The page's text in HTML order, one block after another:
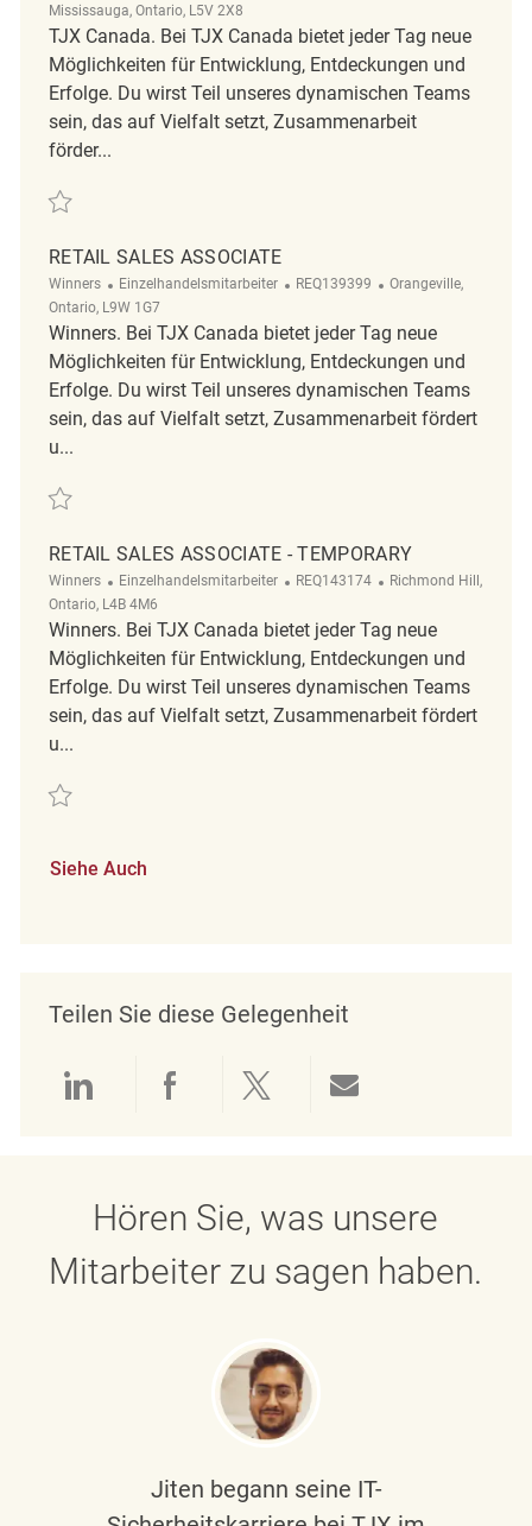
Mississauga, Ontario, L5V 2X8
TJX Canada. Bei TJX Canada bietet jeder Tag neue
Möglichkeiten für Entwicklung, Entdeckungen und
Erfolge. Du wirst Teil unseres dynamischen Teams
sein, das auf Vielfalt setzt, Zusammenarbeit
förder...
Retten Seasonal Sales Associate REQ138346
RETAIL SALES ASSOCIATE
Winners Kategorie
Einzelhandelsmitarbeiter ReqId
REQ139399 Ort
Orangeville,
Ontario, L9W 1G7
Winners. Bei TJX Canada bietet jeder Tag neue
Möglichkeiten für Entwicklung, Entdeckungen und
Erfolge. Du wirst Teil unseres dynamischen Teams
sein, das auf Vielfalt setzt, Zusammenarbeit fördert
u...
Retten Retail Sales Associate REQ139399
RETAIL SALES ASSOCIATE - TEMPORARY
Winners Kategorie
Einzelhandelsmitarbeiter ReqId
REQ143174 Ort
Richmond Hill,
Ontario, L4B 4M6
Winners. Bei TJX Canada bietet jeder Tag neue
Möglichkeiten für Entwicklung, Entdeckungen und
Erfolge. Du wirst Teil unseres dynamischen Teams
sein, das auf Vielfalt setzt, Zusammenarbeit fördert
u...
Retten Retail Sales Associate - Temporary REQ143174
Siehe Auch
Teilen Sie diese Gelegenheit
Über LinkedIn teilen
Über Facebook teilen
Über Twitter teilen
Hören Sie, was unsere
Mitarbeiter zu sagen haben.
Jiten begann seine IT-